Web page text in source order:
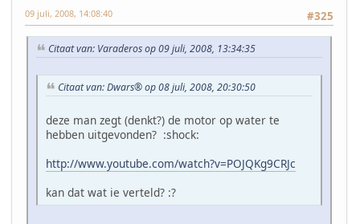
#325
09 juli, 2008, 14:08:40
Citaat van: Varaderos op 09 juli, 2008, 13:34:35
Citaat van: Dwars® op 08 juli, 2008, 20:30:50
deze man zegt (denkt?) de motor op water te
hebben uitgevonden? :shock:
http://www.youtube.com/watch?v=POJQKg9CRJc
kan dat wat ie verteld? :?